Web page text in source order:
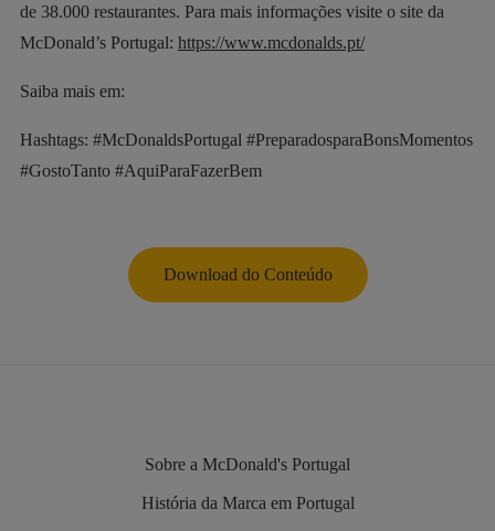
de 38.000 restaurantes. Para mais informações visite o site da
McDonald’s Portugal: https://www.mcdonalds.pt/
Saiba mais em:
Hashtags: #McDonaldsPortugal #PreparadosparaBonsMomentos
#GostoTanto #AquiParaFazerBem
Download do Conteúdo
Sobre a McDonald's Portugal
História da Marca em Portugal